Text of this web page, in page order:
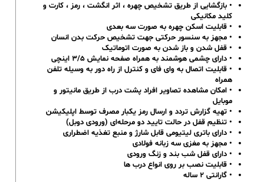
• بازگشایی از طریق تشخیص چهره ، اثر انگشت ، رمز ، کارت و
کلید مکانیکی
• قابلیت اسکن چهره به صورت سه بعدی
• مجهز به سنسور حرکتی جهت تشخیص حرکت بدن انسان
• قفل شدن و باز شدن به صورت اتوماتیک
• دارای چشمی هوشمند به همراه صفحه نمایش ۳/۵ اینچی
• قابلیت اتصال به وای فای و کنترل از راه دور به وسیله تلفن
همراه
• امکان مشاهده تصاویر افراد پشت درب از طریق مانیتور و
موبایل
• تهیه گزارش تردد و ارسال رمز یکبار مصرف توسط اپلیکیشن
• تنظیم قفل در حالت تایید دو مرحله‌ای (ورودی دوبل)
• دارای باتری لیتیومی قابل شارژ و منبع تغذیه اضطراری
• مجهز به مغزی سه زبانه فولادی
• دارای قفل شب بند و زنگ ورودی
• قابلیت نصب بر روی انواع درب ها
• گارانتی ۲ ساله